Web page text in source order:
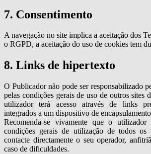
7. Consentimento
A navegação no site implica a aceitação dos
o RGPD, a aceitação do uso de cookies tem
8. Links de hipertexto
O Publicador não pode ser responsabilizado
pelas condições gerais de uso de outros sites
utilizador terá acesso através de links
integrados a um dispositivo de
Recomenda-se vivamente que o
condições gerais de utilização de todos os
contacte directamente o seu operador,
caso de dificuldades.